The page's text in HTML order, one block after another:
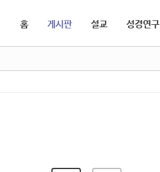
홈 게시판 설교 성경연구